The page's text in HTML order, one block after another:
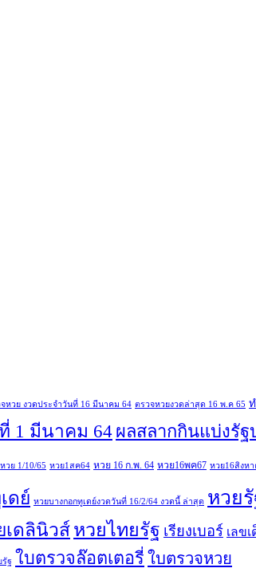
หวย งวดประจำวันที่ 16 มีนาคม 64 ตรวจหวยงวดล่าสุด 16 พ.ค 65
1 มีนาคม 64 ผลสลากกินแบ่งรัฐ
หวย 1/10/65 หวย1สค64 หวย 16 ก.พ. 64 หวย16พค67 หวย16สิงหา
ดย์ หวยบางกอกทูเดย์งวดวันที่ 16/2/64 งวดนี้ ล่าสุด หวย
เดลินิวส์ หวยไทยรัฐ เรียงเบอร์ เลขเ
รัฐ ใบตรวจล๊อตเตอรี่ ใบตรวจหวย